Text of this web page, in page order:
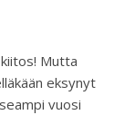
Mutta
eksynyt
vuosi